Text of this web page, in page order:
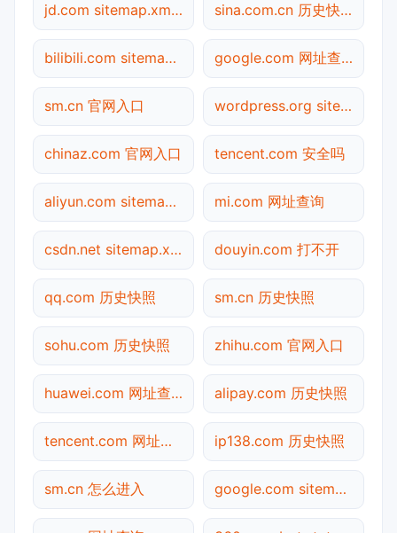
jd.com sitemap.xml检测 sina.com.cn 历史快照
bilibili.com sitemap.xml检测 google.com 网址查询
sm.cn 官网入口 wordpress.org sitemap.xml检测
chinaz.com 官网入口 tencent.com 安全吗
aliyun.com sitemap.xml检测 mi.com 网址查询
csdn.net sitemap.xml检测 douyin.com 打不开
qq.com 历史快照 sm.cn 历史快照
sohu.com 历史快照 zhihu.com 官网入口
huawei.com 网址查询 alipay.com 历史快照
tencent.com 网址查询 ip138.com 历史快照
sm.cn 怎么进入 google.com sitemap.xml检测